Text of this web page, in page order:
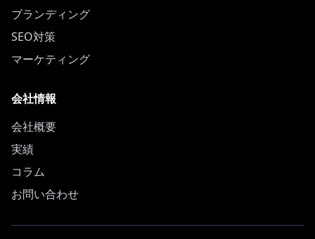
ブランディング
SEO対策
マーケティング
会社情報
会社概要
実績
コラム
お問い合わせ